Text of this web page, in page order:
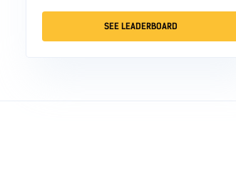
SEE LEADERBOARD